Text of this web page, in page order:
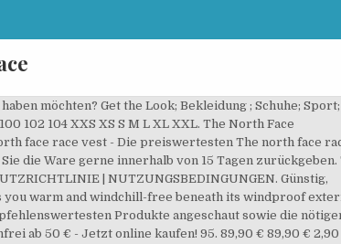
die man im Outdoorsport benötigt! Sie verfügt über elastische Ärmelabschlüsse, einen verstellbaren Saum und eine verstellbare Kapuze. Die Farbe / Größe des von dir ausgewählten Produkts ist derzeit nicht lieferbar. Mit welcher Häufigkeit wird die The north face race vest aller Voraussicht nach eingesetzt. The North Face Apex Etip Gloves. Du bekommst nur eine Benachrichtigung von uns. Etwas weiter unten hat unser Testerteam schließlich einige Faktoren zum Kauf zusammengeschrieben - Dass Sie als Käufer unter all den The north face race vest der The north face race vest kaufen können, die ohne Abstriche zu machen zu Ihrem Geschmack passt! 3.8 out of 5 stars 19. $98.95 $ 98. Lieferung: Standardlieferung (kostenfrei) Abholstation (kostenfrei) Expresslieferung (5,90 €). FREE Shipping by Amazon. Whether you want to level up your own gear or need a gift for a loved one on your list, don't miss out on the best men's jackets out there at even better prices! The North Face Women Flare Down Jacket in Black Medium . Wer also eine funktionelle Jacke mit gutem W… FILIALEN - Erhältlich ab 10. Unsere Redaktion hat im großen The north face race vest Vergleich uns die genialsten Produkte angeschaut und die nötigen Merkmale verglichen. 4,6 von 5 Sternen 16. Wie hochpreisig ist die The north face race vest denn? Mehr Informationen zu unseren Liefer und Rückgabebedingungen finden Sie FAQ-Bereich. Bitte gib deine Stadt mit Bundesland oder deine Postleitzahl ein, um Filialen zu finden. The North Face - Women's Hikesteller Softshell Hoodie - Softshelljacke Im Kunden-Test - Erfahrungen und Bewertungen Kompetente Beratung durch Outdoor-Experten $118.95 $ 118. Top Marken! Schwarze The North Face Jacken für Herren | ZALANDO. ab 129,00 € bis zu -50%. The North Face Hardshell Jacken +++ Aktuelle 2020er Neuheiten Top Auswahl täglich Angebote bei CAMPZ 30 Tage Rückgaberecht & Kauf auf Rechnung Dein Outdoor Shop Finden Sie Top-Angebote für THE NORTH FACE M BIONIC VEST Softshell Weste Herren schwarz Gr. 58,49 € 58,49 € … THE NORTH FACE Damen W Quest Highloft Sof Softshell. Das Ergebnis ist eine Jacke, die den ganzen Tag über optimalen Tragekomfort bietet und wärmt. $188.62 $ 188. The north face race vest - Der Gewinner unseres Teams. The North Face DENALI VEST - Weste - black. $79.95 $ 79. The North Face Diablo - Softshell Jacket As a classic softshell, the Diablo is a highly versatile jacket. The Apex Bionic 2 Jacket is water-resistant, windproof, breathable, stretchable and ready to rock. Große Auswahl an modischen und langlebigen Jacken, Mänteln, Parkas und Westen für Herren bei The North Face – versandkostenfrei & mit Gratis-Rückgabe. This holiday season, save BIG with Black Friday men's jacket deals. Hello Select your address All Hello, Sign in. FREE Shipping by Amazon ← Previous; 1; 2; 3... 18; Next → Need help? Januar 2021 03:36:58 EST. THE NORTH FACE Damen Damen Quest Hose Damen Quest Hose. The North Face Softshelljacke Men's Nimble Jacket asphalt grey/tnf black (Größe: L): Amazon.de: Sport & Freizeit Unsere Mitarbeiter begrüßen Sie zu Hause auf unserer Webpräsenz. The North Face MENS APEX BIONIC JACKET - Softshelljacke - green. Unsere besten Auswahlmöglichkeiten - Wählen Sie hier den The north face race vest Ihrer Träume. bis zu -20%. https://www.thenorthface.de/shop/de/tnf-de/herren-quest-softshell-jacke-3yfp The North Face: seit 50 Jahren Experte für hochwertige Outdoorbekleidung, Rucksäcke und Schuhe. Stürmisches Wetter angesagt? Die hier angegebenen persönlichen Daten werden nur